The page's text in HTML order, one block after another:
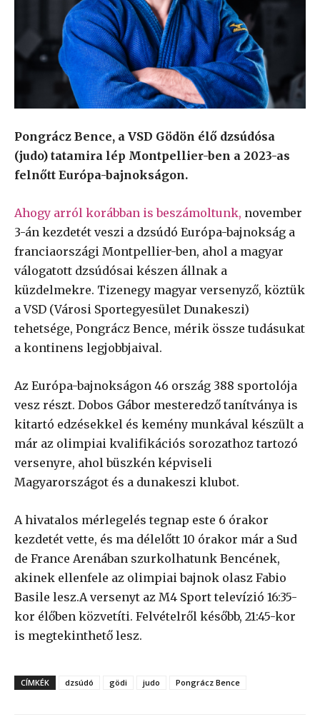
Pongrácz Bence, a VSD Gödön élő dzsúdósa
(judo) tatamira lép Montpellier-ben a 2023-as
felnőtt Európa-bajnokságon.
Ahogy arról korábban is beszámoltunk, november
3-án kezdetét veszi a dzsúdó Európa-bajnokság a
franciaországi Montpellier-ben, ahol a magyar
válogatott dzsúdósai készen állnak a
küzdelmekre. Tizenegy magyar versenyző, köztük
a VSD (Városi Sportegyesület Dunakeszi)
tehetsége, Pongrácz Bence, mérik össze tudásukat
a kontinens legjobbjaival.
Az Európa-bajnokságon 46 ország 388 sportolója
vesz részt. Dobos Gábor mesteredző tanítványa is
kitartó edzésekkel és kemény munkával készült a
már az olimpiai kvalifikációs sorozathoz tartozó
versenyre, ahol büszkén képviseli
Magyarországot és a dunakeszi klubot.
A hivatalos mérlegelés tegnap este 6 órakor
kezdetét vette, és ma délelőtt 10 órakor már a Sud
de France Arenában szurkolhatunk Bencének,
akinek ellenfele az olimpiai bajnok olasz Fabio
Basile lesz.A versenyt az M4 Sport televízió 16:35-
kor élőben közvetíti. Felvételről később, 21:45-kor
is megtekinthető lesz.
CÍMKÉK dzsúdó gödi judo Pongrácz Bence